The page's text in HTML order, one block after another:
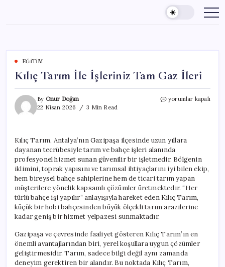
content
EĞITIM
Kılıç Tarım İle İşleriniz Tam Gaz İleri
By Onur Doğan
22 Nisan 2026
3 Min Read
Kılıç
Gaz
İleri
için
yorumlar kapalı
Kılıç Tarım, Antalya’nın Gazipaşa ilçesinde uzun yıllara
dayanan tecrübesiyle tarım ve bahçe işleri alanında
profesyonel hizmet sunan güvenilir bir işletmedir. Bölgenin
iklimini, toprak yapısını ve tarımsal ihtiyaçlarını iyi bilen ekip,
hem bireysel bahçe sahiplerine hem de ticari tarım yapan
müşterilere yönelik kapsamlı çözümler üretmektedir. “Her
türlü bahçe işi yapılır” anlayışıyla hareket eden Kılıç Tarım,
küçük bir hobi bahçesinden büyük ölçekli tarım arazilerine
kadar geniş bir hizmet yelpazesi sunmaktadır.
Gazipaşa ve çevresinde faaliyet gösteren Kılıç Tarım’ın en
önemli avantajlarından biri, yerel koşullara uygun çözümler
geliştirmesidir. Tarım, sadece bilgi değil aynı zamanda
deneyim gerektiren bir alandır. Bu noktada Kılıç Tarım,